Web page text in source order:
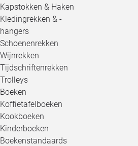
Kapstokken & Haken
Kledingrekken & -
hangers
Schoenenrekken
Wijnrekken
Tijdschriftenrekken
Trolleys
Boeken
Koffietafelboeken
Kookboeken
Kinderboeken
Boekenstandaards